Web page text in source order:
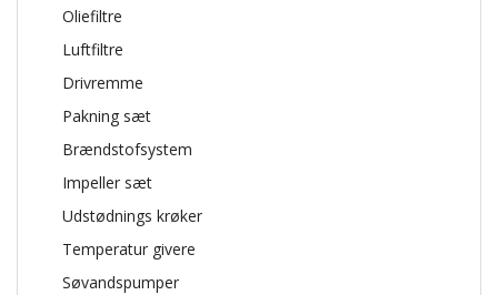
Oliefiltre
Luftfiltre
Drivremme
Pakning sæt
Brændstofsystem
Impeller sæt
Udstødnings krøker
Temperatur givere
Søvandspumper